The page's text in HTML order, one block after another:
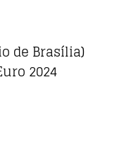
de Brasília)
2024